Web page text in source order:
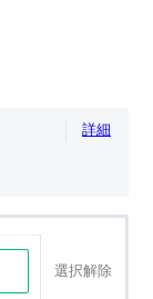
詳細
選択解除